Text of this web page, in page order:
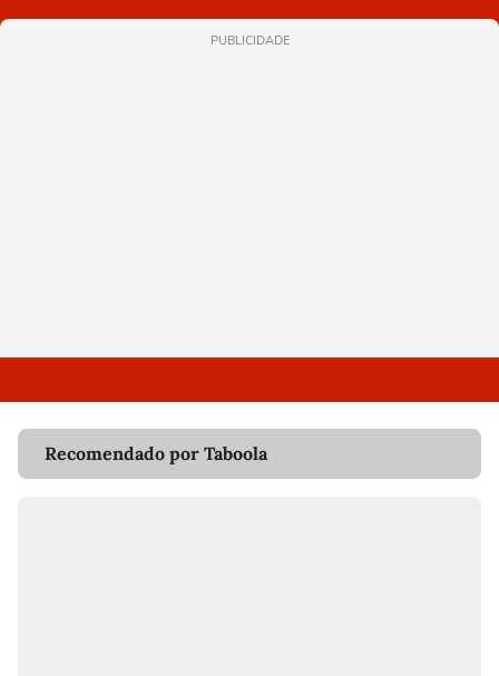
PUBLICIDADE
Recomendado por Taboola